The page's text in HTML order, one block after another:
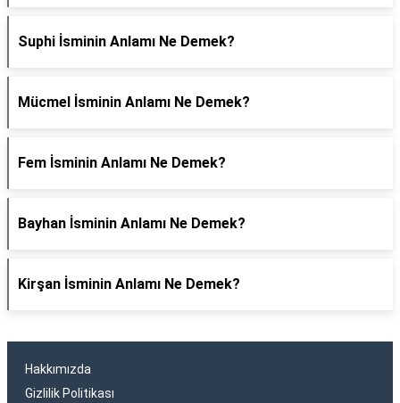
Suphi İsminin Anlamı Ne Demek?
Mücmel İsminin Anlamı Ne Demek?
Fem İsminin Anlamı Ne Demek?
Bayhan İsminin Anlamı Ne Demek?
Kirşan İsminin Anlamı Ne Demek?
Hakkımızda
Gizlilik Politikası